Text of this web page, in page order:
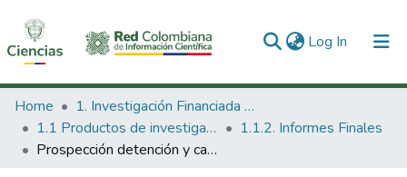
Log In (current)
Communities & Collections
All of DSpace
Home
1. Investigación Financiada con Recursos Públicos
1.1 Productos de investigación
1.1.2. Informes Finales
Prospección detención y caracterización de lectinas de labiadas de Colombia- Fase II